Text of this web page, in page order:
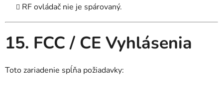
RF ovládač nie je spárovaný.
15. FCC / CE Vyhlásenia
Toto zariadenie spĺňa požiadavky: